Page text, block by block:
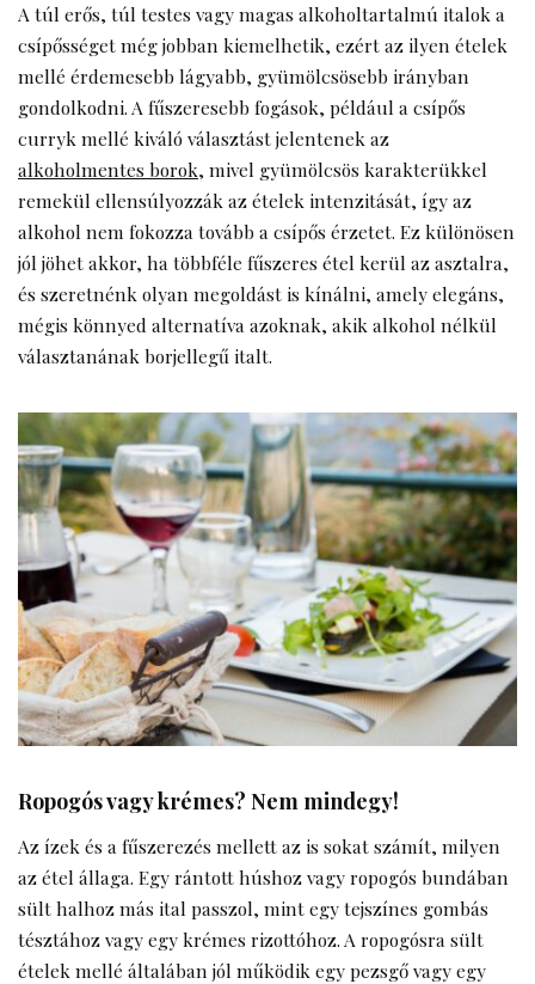
A túl erős, túl testes vagy magas alkoholtartalmú italok a
csípősséget még jobban kiemelhetik, ezért az ilyen ételek
mellé érdemesebb lágyabb, gyümölcsösebb irányban
gondolkodni. A fűszeresebb fogások, például a csípős
curryk mellé kiváló választást jelentenek az
alkoholmentes borok, mivel gyümölcsös karakterükkel
remekül ellensúlyozzák az ételek intenzitását, így az
alkohol nem fokozza tovább a csípős érzetet. Ez különösen
jól jöhet akkor, ha többféle fűszeres étel kerül az asztalra,
és szeretnénk olyan megoldást is kínálni, amely elegáns,
mégis könnyed alternatíva azoknak, akik alkohol nélkül
választanának borjellegű italt.
Ropogós vagy krémes? Nem mindegy!
Az ízek és a fűszerezés mellett az is sokat számít, milyen
az étel állaga. Egy rántott húshoz vagy ropogós bundában
sült halhoz más ital passzol, mint egy tejszínes gombás
tésztához vagy egy krémes rizottóhoz. A ropogósra sült
ételek mellé általában jól működik egy pezsgő vagy egy